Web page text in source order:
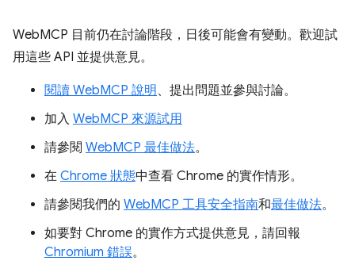
WebMCP 目前仍在討論階段，日後可能會有變動。歡迎試
用這些 API 並提供意見。
閱讀 WebMCP 說明 、提出問題並參與討論。
加入 WebMCP 來源試用
請參閱 WebMCP 最佳做法。
在 Chrome 狀態中查看 Chrome 的實作情形。
請參閱我們的 WebMCP 工具安全指南和最佳做法。
如要對 Chrome 的實作方式提供意見，請回報
Chromium 錯誤。